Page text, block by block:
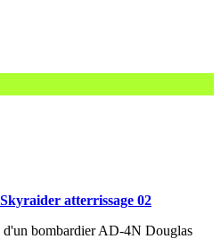
atterrissage 02
bombardier AD-4N Douglas